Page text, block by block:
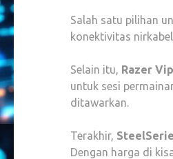
Salah satu pilihan
konektivitas
Selain itu, Razer
untuk sesi
ditawarkan.
Terakhir,
Dengan harga di